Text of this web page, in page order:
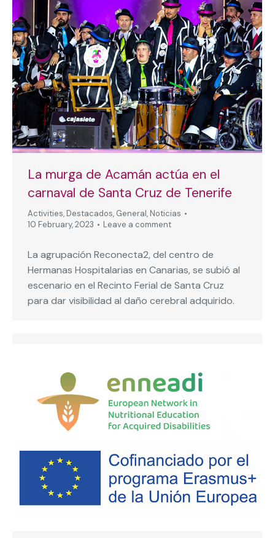
La murga de Acamán actúa en el
carnaval de Santa Cruz de Tenerife
Activities, Destacados, General, Noticias
10 February, 2023
Leave a comment
La agrupación Reconecta2, del centro de
Hermanas Hospitalarias en Canarias, se subió al
escenario en el Recinto Ferial de Santa Cruz
para dar visibilidad al daño cerebral adquirido.